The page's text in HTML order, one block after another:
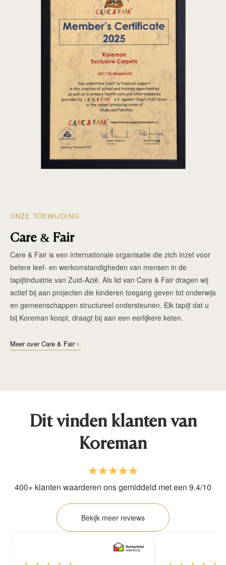
ONZE TOEWIJDING
Care & Fair
Care & Fair is een internationale organisatie die zich inzet voor
betere leef- en werkomstandigheden van mensen in de
tapijtindustrie van Zuid-Azië. Als lid van Care & Fair dragen wij
actief bij aan projecten die kinderen toegang geven tot onderwijs
en gemeenschappen structureel ondersteunen. Elk tapijt dat u
bij Koreman koopt, draagt bij aan een eerlijkere keten.
Meer over Care & Fair
Dit vinden klanten van
Koreman
400+ klanten waarderen ons gemiddeld met een 9.4/10
Bekijk meer reviews